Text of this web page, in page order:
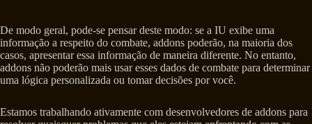
De modo geral, pode-se pensar deste modo: se a IU exibe uma
informação a respeito do combate, addons poderão, na maioria dos
casos, apresentar essa informação de maneira diferente. No entanto,
addons não poderão mais usar esses dados de combate para determinar
uma lógica personalizada ou tomar decisões por você.
Estamos trabalhando ativamente com desenvolvedores de addons para